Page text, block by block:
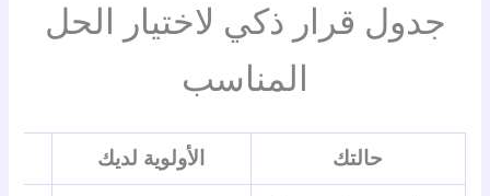
جدول قرار ذكي لاختيار الحل
المناسب
حالتك الأولوية لديك